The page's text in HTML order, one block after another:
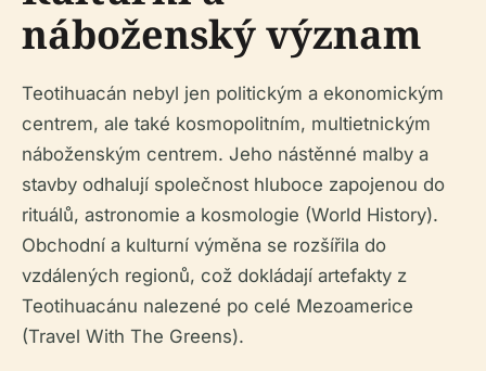
náboženský význam
Teotihuacán nebyl jen politickým a ekonomickým
centrem, ale také kosmopolitním, multietnickým
náboženským centrem. Jeho nástěnné malby a
stavby odhalují společnost hluboce zapojenou do
rituálů, astronomie a kosmologie (World History).
Obchodní a kulturní výměna se rozšířila do
vzdálených regionů, což dokládají artefakty z
Teotihuacánu nalezené po celé Mezoamerice
(Travel With The Greens).